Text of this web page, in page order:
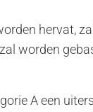
hervat,
worden
A een